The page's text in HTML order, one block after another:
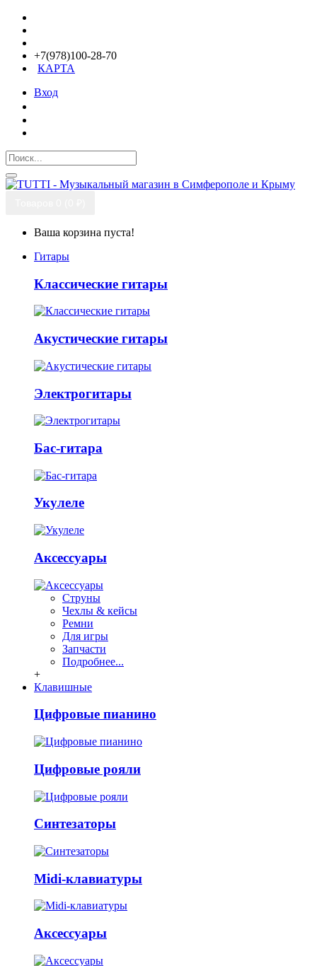
+7(978)100-28-70
КАРТА
Вход
Ваша корзина пуста!
Гитары
Классические гитары
Акустические гитары
Электрогитары
Бас-гитара
Укулеле
Аксессуары
Струны
Чехлы & кейсы
Ремни
Для игры
Запчасти
Подробнее...
+
Клавишные
Цифровые пианино
Цифровые рояли
Синтезаторы
Midi-клавиатуры
Аксессуары